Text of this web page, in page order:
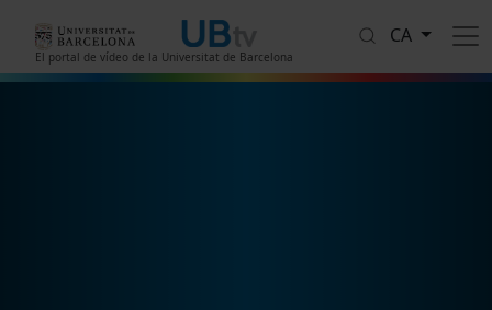
El portal de vídeo de la Universitat de Barcelona
CA